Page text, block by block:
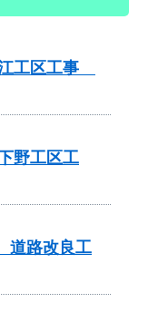
工区工事
野工区工
道路改良工